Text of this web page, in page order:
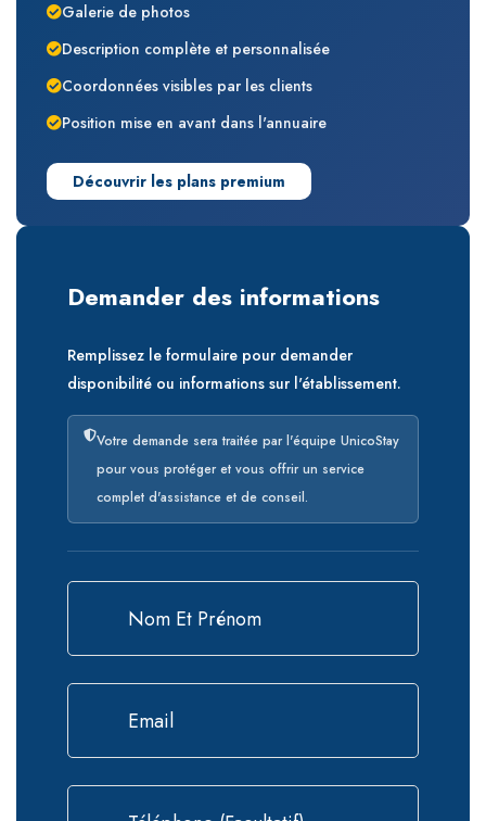
Galerie de photos
Description complète et personnalisée
Coordonnées visibles par les clients
Position mise en avant dans l'annuaire
Découvrir les plans premium
Demander des informations
Remplissez le formulaire pour demander
disponibilité ou informations sur l'établissement.
Votre demande sera traitée par l'équipe UnicoStay
pour vous protéger et vous offrir un service
complet d'assistance et de conseil.